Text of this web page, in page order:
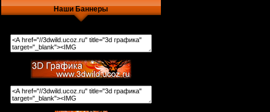
Наши Баннеры